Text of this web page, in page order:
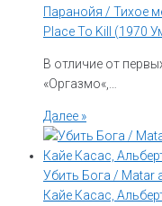
Паранойя / Тихое
Place To Kill (1970
В отличие от
«Оргазмо«,…
Далее »
Убить Бога / Matar
Кайе Касас,